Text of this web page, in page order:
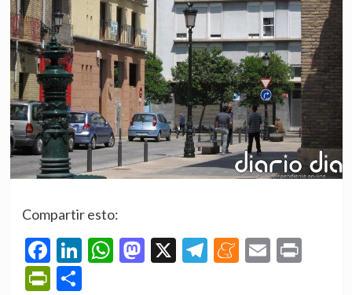
Compartir esto:
Facebook
LinkedIn
WhatsApp
Mastodon
X Telegram
Meneame
Email
PrintFriendly
Compartir